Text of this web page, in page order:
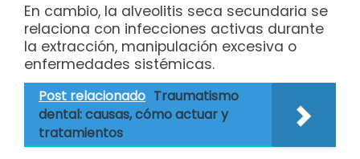
En cambio, la alveolitis seca secundaria se
relaciona con infecciones activas durante
la extracción, manipulación excesiva o
enfermedades sistémicas.
Post relacionado Traumatismo
dental: causas, cómo actuar y
tratamientos